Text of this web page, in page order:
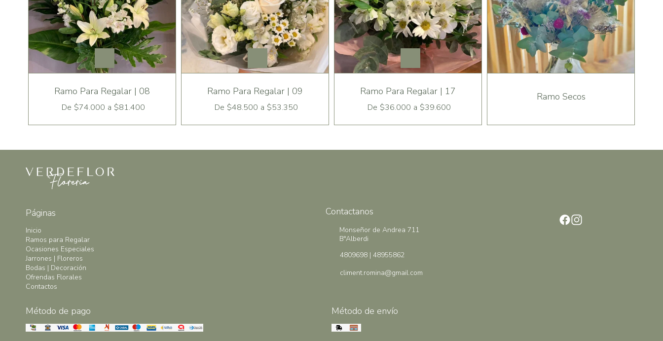
Ramo Para Regalar | 08
De $74.000 a $81.400
Ramo Para Regalar | 09
De $48.500 a $53.350
Ramo Para Regalar | 17
De $36.000 a $39.600
Ramo Secos
Páginas
Inicio
Ramos para Regalar
Ocasiones Especiales
Jarrones | Floreros
Bodas | Decoración
Ofrendas Florales
Contactos
Contactanos
Monseñor de Andrea 711
B°Alberdi
4809698 | 48955862
climent.romina@gmail.com
Método de pago Método de envío